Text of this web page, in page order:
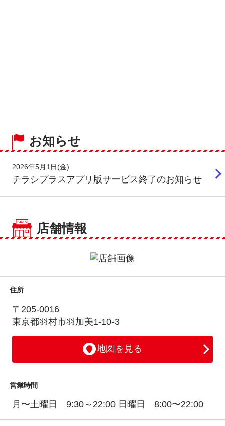
お知らせ
2026年5月1日(金)
チラシプラスアプリ版サービス終了のお知らせ
店舗情報
住所
〒205-0016
東京都羽村市羽加美1-10-3
地図を見る
営業時間
月〜土曜日 9:30～22:00 日曜日 8:00〜22:00